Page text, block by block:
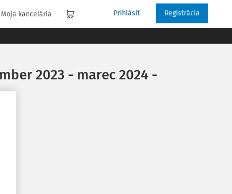
Moja kancelária Prihlásiť Registrácia
2023 - marec 2024 -